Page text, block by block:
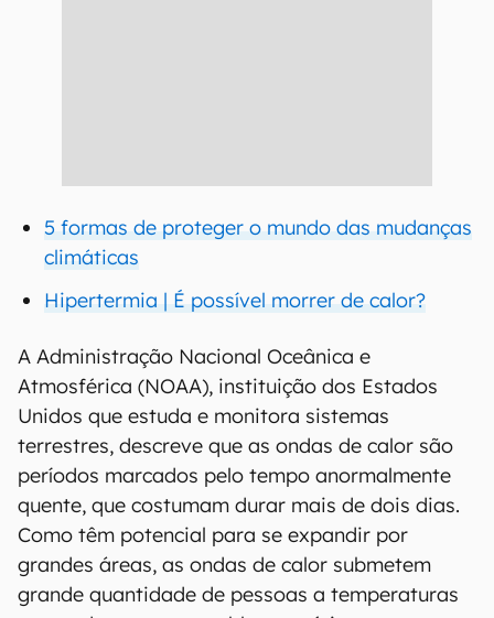
5 formas de proteger o mundo das mudanças
climáticas
Hipertermia | É possível morrer de calor?
A Administração Nacional Oceânica e
Atmosférica (NOAA), instituição dos Estados
Unidos que estuda e monitora sistemas
terrestres, descreve que as ondas de calor são
períodos marcados pelo tempo anormalmente
quente, que costumam durar mais de dois dias.
Como têm potencial para se expandir por
grandes áreas, as ondas de calor submetem
grande quantidade de pessoas a temperaturas